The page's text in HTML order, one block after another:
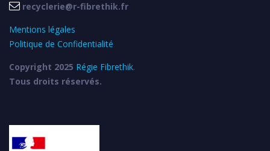
 recyclerie@r-fibrethik.fr
Mentions légales
Politique de Confidentialité
Copyright 2025 Régie Fibrethik.
Tous droits réservés.